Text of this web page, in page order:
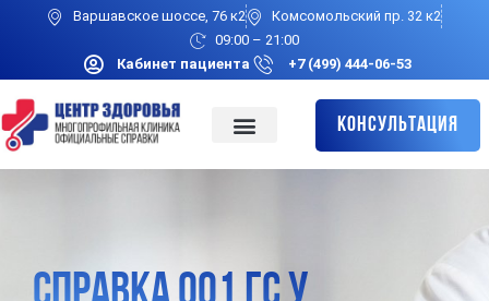
Варшавское шоссе, 76 к2
Комсомольский пр. 32 к2
09:00 – 21:00
Кабинет пациента
+7 (499) 444-06-53
Консультация